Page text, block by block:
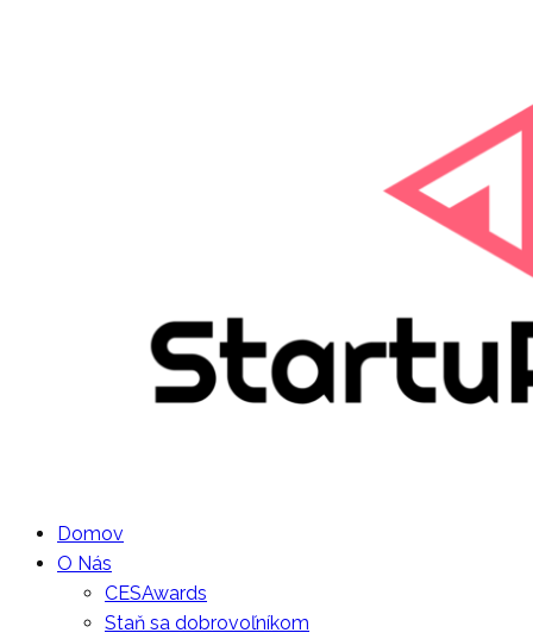
Domov
O Nás
CESAwards
Staň sa dobrovoľníkom